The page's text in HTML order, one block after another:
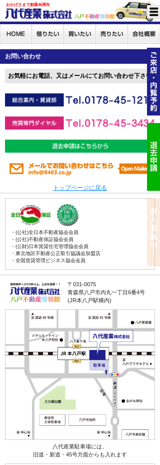
おかげさまで創業46周年
お問い合わせ
お気軽にお電話、又はメールにてお問い合わせ下さい
トップページに戻る
・(公社)全日本不動産協会会員
・(公社)不動産保証協会会員
・(公財)日本賃貸住宅管理協会会員
・東北地区不動産公正取引協議会加盟店
・全国賃貸管理ビジネス協会会員
〒031-0075
青森県八戸市内丸一丁目6番4号
(JR本八戸駅構内)
八代産業駐車場には、
旧道・新道・45号方面からも入れます